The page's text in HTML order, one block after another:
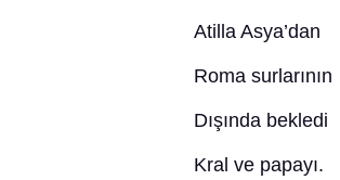
Atilla Asya’dan
Roma surlarının
Dışında bekledi
Kral ve papayı.